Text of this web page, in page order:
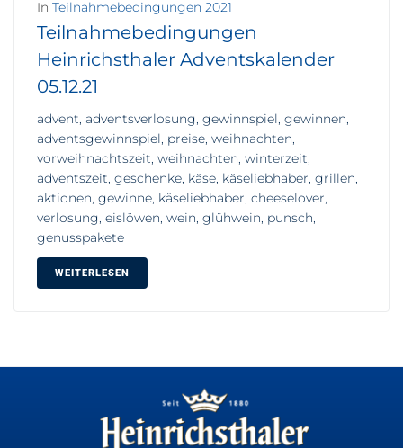
In Teilnahmebedingungen 2021
Teilnahmebedingungen
Heinrichsthaler Adventskalender
05.12.21
advent, adventsverlosung, gewinnspiel, gewinnen,
adventsgewinnspiel, preise, weihnachten,
vorweihnachtszeit, weihnachten, winterzeit,
adventszeit, geschenke, käse, käseliebhaber, grillen,
aktionen, gewinne, käseliebhaber, cheeselover,
verlosung, eislöwen, wein, glühwein, punsch,
genusspakete
WEITERLESEN